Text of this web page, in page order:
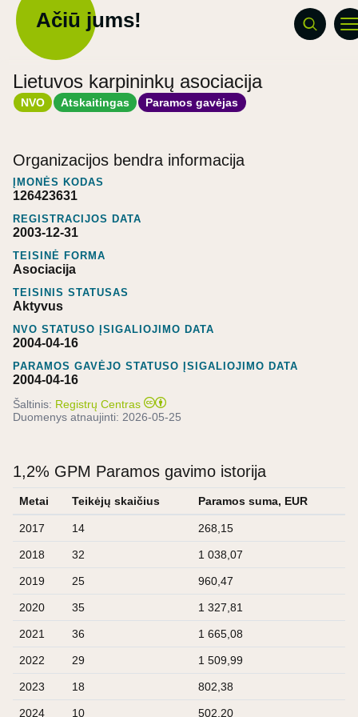
Ačiū jums!
Lietuvos karpininkų asociacija
NVO Atskaitingas Paramos gavėjas
Organizacijos bendra informacija
ĮMONĖS KODAS
126423631
REGISTRACIJOS DATA
2003-12-31
TEISINĖ FORMA
Asociacija
TEISINIS STATUSAS
Aktyvus
NVO STATUSO ĮSIGALIOJIMO DATA
2004-04-16
PARAMOS GAVĖJO STATUSO ĮSIGALIOJIMO DATA
2004-04-16
Šaltinis: Registrų Centras
Duomenys atnaujinti: 2026-05-25
1,2% GPM Paramos gavimo istorija
Metai Teikėjų skaičius Paramos suma, EUR
2017 14 268,15
2018 32 1 038,07
2019 25 960,47
2020 35 1 327,81
2021 36 1 665,08
2022 29 1 509,99
2023 18 802,38
2024 10 502,20